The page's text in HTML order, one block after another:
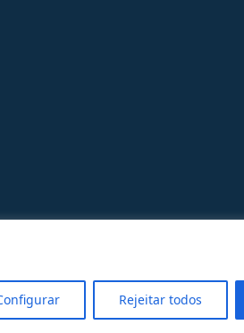
Rejeitar todos